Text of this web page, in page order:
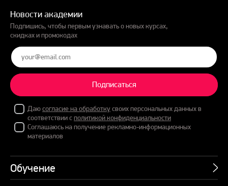
Новости академии
Подпишись, чтобы первым узнавать о новых курсах,
скидках и промокодах
Подписаться
Даюсогласие на обработкусвоих персональных данных в
соответствии сполитикой конфиденциальности
Соглашаюсь на получение рекламно-информационных
материалов
Обучение